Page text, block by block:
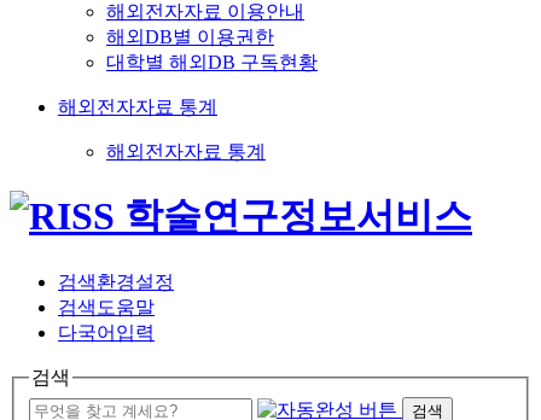
해외전자자료 이용안내
해외DB별 이용권한
대학별 해외DB 구독현황
해외전자자료 통계
해외전자자료 통계
검색환경설정
검색도움말
다국어입력
검색
검색